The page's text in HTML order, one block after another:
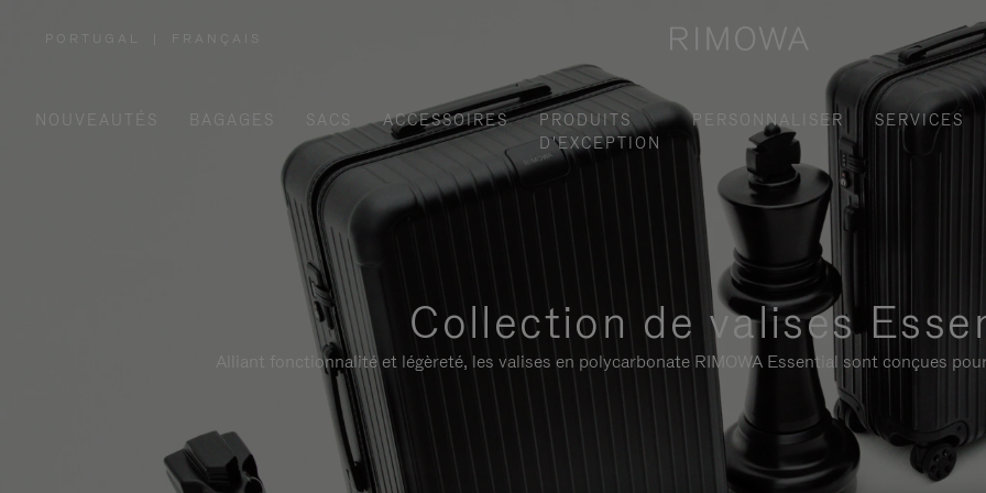
PORTUGAL FRANÇAIS
NOUVEAUTÉS BAGAGES SACS ACCESSOIRES
PRODUITS
D'EXCEPTION
PERSONNALISER SERVICES
Collection de valises
Alliant fonctionnalité et légèreté, les valises en polycarbonate RIMOWA Essential sont conçues